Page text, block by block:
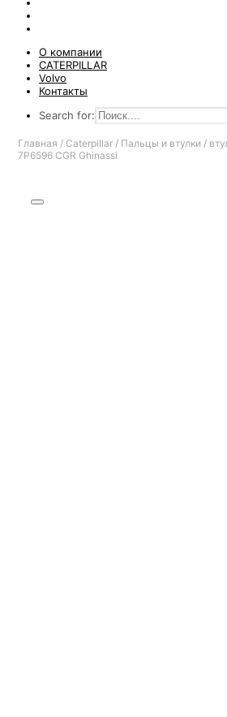
О компании
CATERPILLAR
Volvo
Контакты
Search for:
Главная / Caterpillar / Пальцы и втулки /
7P6596 CGR Ghinassi